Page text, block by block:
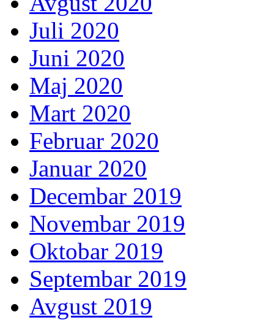
Juli 2020
Juni 2020
Maj 2020
Mart 2020
Februar 2020
Januar 2020
Decembar 2019
Novembar 2019
Oktobar 2019
Septembar 2019
Avgust 2019